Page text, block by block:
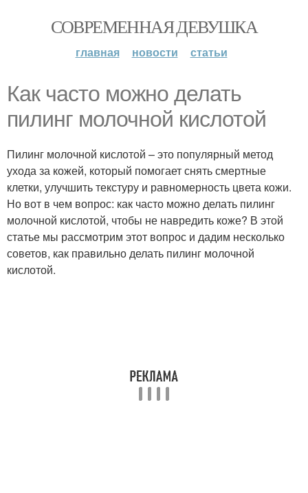
СОВРЕМЕННАЯ ДЕВУШКА
главная новости статьи
Как часто можно делать
пилинг молочной кислотой
Пилинг молочной кислотой – это популярный метод
ухода за кожей, который помогает снять смертные
клетки, улучшить текстуру и равномерность цвета кожи.
Но вот в чем вопрос: как часто можно делать пилинг
молочной кислотой, чтобы не навредить коже? В этой
статье мы рассмотрим этот вопрос и дадим несколько
советов, как правильно делать пилинг молочной
кислотой.